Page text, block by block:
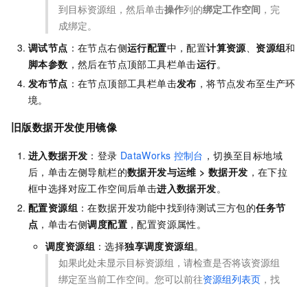
到目标资源组，然后单击操作列的绑定工作空间 ，完
成绑定。
调试节点 ：在节点右侧运行配置中，配置计算资源 、资源组和
脚本参数 ，然后在节点顶部工具栏单击运行。
发布节点 ：在节点顶部工具栏单击发布 ，将节点发布至生产环
境。
旧版数据开发使用镜像
进入数据开发 ：登录 DataWorks 控制台 ，切换至目标地域
后，单击左侧导航栏的数据开发与运维 >数据开发 ，在下拉
框中选择对应工作空间后单击进入数据开发。
配置资源组 ：在数据开发功能中找到待测试三方包的任务节
点 ，单击右侧调度配置 ，配置资源属性。
调度资源组 ：选择独享调度资源组。
如果此处未显示目标资源组，请检查是否将该资源组
绑定至当前工作空间。您可以前往资源组列表页 ，找